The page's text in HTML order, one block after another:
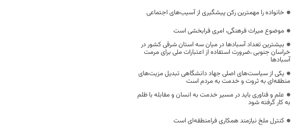
خانواده را مهمترین رکن پیشگیری از آسیب‌های اجتماعی
موضوع میراث فرهنگی، امری فرابخشی است
بیشترین تعداد آسبادها در میان سه استان شرقی کشور در
خراسان جنوبی ،ضرورت استفاده از اعتبارات ملی برای مرمت
آسبادها
یکی از سیاست‌های اصلی جهاد دانشگاهی تبدیل مزیت‌های
منطقه‌ای به ثروت و خدمت به مردم است
علم و فناوری باید در مسیر خدمت به انسان و مقابله با ظلم
به کار گرفته شود
کنترل ملخ نیازمند همکاری فرامنطقه‌ای است